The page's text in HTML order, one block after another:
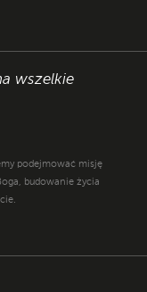
wszelkie
podejmować misję
budowanie życia